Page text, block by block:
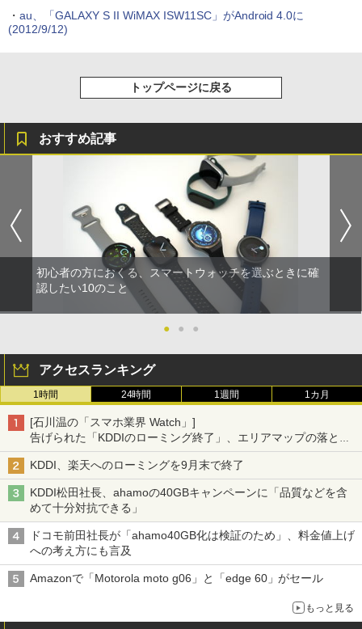
・ au、「GALAXY S II WiMAX ISW11SC」がAndroid 4.0に
(2012/9/12)
トップページに戻る
おすすめ記事
初心者の方におくる、スマートウォッチを選ぶときに確
認したい10のこと
● ● ●
アクセスランキング
1時間 24時間 1週間 1カ月
[石川温の「スマホ業界 Watch」]
告げられた「KDDIのローミング終了」、エリアマップの落とし
穴と楽天モバイルの課題
KDDI、楽天へのローミングを9月末で終了
KDDI松田社長、ahamoの40GBキャンペーンに「品質などを含
めて十分対抗できる」
ドコモ前田社長が「ahamo40GB化は検証のため」、料金値上げ
への考え方にも言及
Amazonで「Motorola moto g06」と「edge 60」がセール
もっと見る